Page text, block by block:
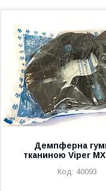
Демпферна
тканиною Viper
40093